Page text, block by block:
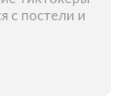
с постели и